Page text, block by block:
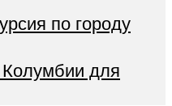
по городу
для